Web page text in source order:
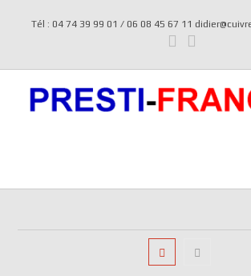
Tél : 04 74 39 99 01 / 06 08 45 67 11